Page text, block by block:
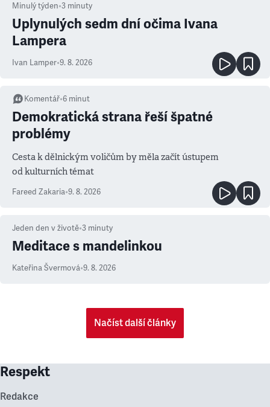
Minulý týden•3 minuty
Uplynulých sedm dní očima Ivana
Lampera
Ivan Lamper•9. 8. 2026
Komentář•6 minut
Demokratická strana řeší špatné
problémy
Cesta k dělnickým voličům by měla začít ústupem
od kulturních témat
Fareed Zakaria•9. 8. 2026
Jeden den v životě•3 minuty
Meditace s mandelinkou
Kateřina Švermová•9. 8. 2026
Načíst další články
Respekt
Redakce